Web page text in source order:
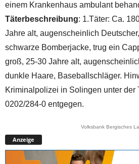
einem Krankenhaus ambulant
Täterbeschreibung: 1.Täter: Ca.
Jahre alt, augenscheinlich
schwarze Bomberjacke, trug ein
groß, 25-30 Jahre alt,
dunkle Haare, Baseballschläger.
Kriminalpolizei in Solingen unter der
0202/284-0 entgegen.
Volksbank Bergisches
Anzeige